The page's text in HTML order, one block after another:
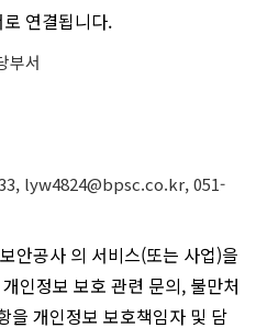
연결됩니다.
부서
lyw4824@bpsc.co.kr, 051-
안공사 의 서비스(또는 사업)을
인정보 보호 관련 문의, 불만처
을 개인정보 보호책임자 및 담